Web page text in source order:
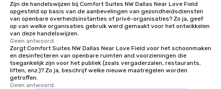
Zijn de handelswijzen bij Comfort Suites NW Dallas Near Love Field
opgesteld op basis van de aanbevelingen van gezondheidsdiensten
van openbare overheidsinstanties of privé-organisaties? Zo ja, geef
op van welke organisaties gebruik werd gemaakt voor het ontwikkelen
van deze handelswijzen.
Geen antwoord.
Zorgt Comfort Suites NW Dallas Near Love Field voor het schoonmaken
en desinfecteren van openbare ruimten and voorzieningen die
toegankelijk zijn voor het publiek (zoals vergaderzalen, restaurants,
liften, enz.)? Zo ja, beschrijf welke nieuwe maatregelen worden
getroffen.
Geen antwoord.